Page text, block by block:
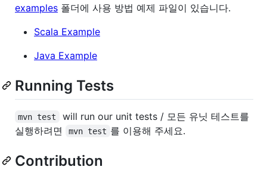
examples 폴더에 사용 방법 예제 파일이 있습니다.
Scala Example
Java Example
Running Tests
mvn test
will run our unit tests / 모든 유닛 테스트를
실행하려면
mvn test 를 이용해 주세요.
Contribution